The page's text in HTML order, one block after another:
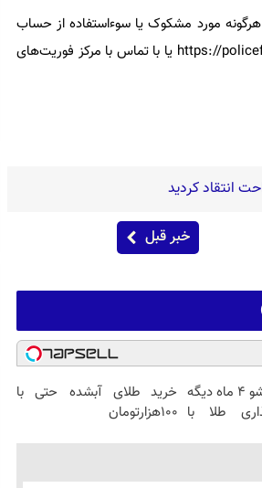
مورد مشکوک یا سوءاستفاده از حساب
کاربری، موضوع را در اسرع وقت از طریق سایت رسمی پلیس فتا به نشانی https://policefata.ir یا با تماس با مرکز فوریت‌های
انتقاد کردید
خبر قبل
الان طلا بخر پولشو 4 ماه دیگه
طلا با
خرید طلای آبشده حتی با
۱۰۰هزارتومان